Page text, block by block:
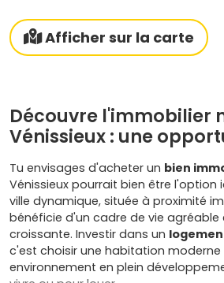
Afficher sur la carte
Découvre l'immobilier
Vénissieux : une
Tu envisages d'acheter un bien
Vénissieux pourrait bien être l'option
ville dynamique, située à proximité
bénéficie d'un cadre de vie
croissante. Investir dans un
c'est choisir une habitation moderne
environnement en plein